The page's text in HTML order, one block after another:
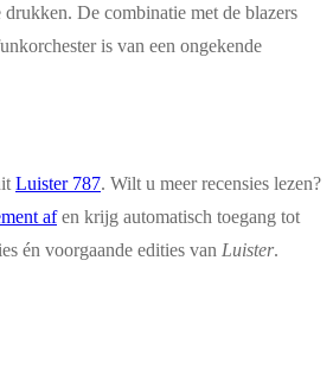
De combinatie met de blazers
is van een ongekende
Luister 787. Wilt u meer recensies lezen?
afen krijg automatisch toegang tot
én voorgaande edities van Luister.